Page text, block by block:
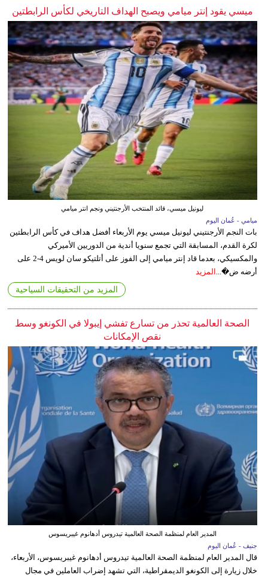
ميسي يقود إنتر ميامي ويصبح الهداف التاريخي لكأس الرابطتين
ليونيل ميسي، قائد المنتخب الأرجنتيني ونجم انتر ميامي
ميامي - عُمان اليوم
بات النجم الأرجنتيني ليونيل ميسي يوم الأربعاء أفضل هداف في كأس الرابطتين
لكرة القدم، المسابقة التي تجمع سنويا أندية من الدوريين الأميركي
والمكسيكي، بعدما قاد إنتر ميامي إلى الفوز على أتلتيكو سان لويس 4-2 على
أرضه ض�...
المزيد
المزيد من التحقيقات السياحية
الصحة العالمية تحذر من تسارع تفشي إيبولا في الكونغو وسط
نقص الإمكانات
المدير العام لمنظمة الصحة العالمية تيدروس أدهانوم غيبريسوس
جنيف - عُمان اليوم
قال المدير العام لمنظمة الصحة العالمية تيدروس أدهانوم غيبريسوس، الأربعاء،
خلال زيارة إلى الكونغو الديمقراطية، التي تشهد إضراب العاملين في مجال